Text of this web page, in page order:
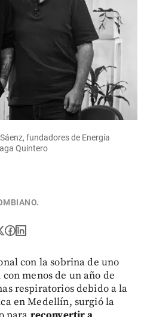
share
fundadores de Energía
Quintero
con la sobrina de uno
menos de un año de
respiratorios debido a la
en Medellín, surgió la